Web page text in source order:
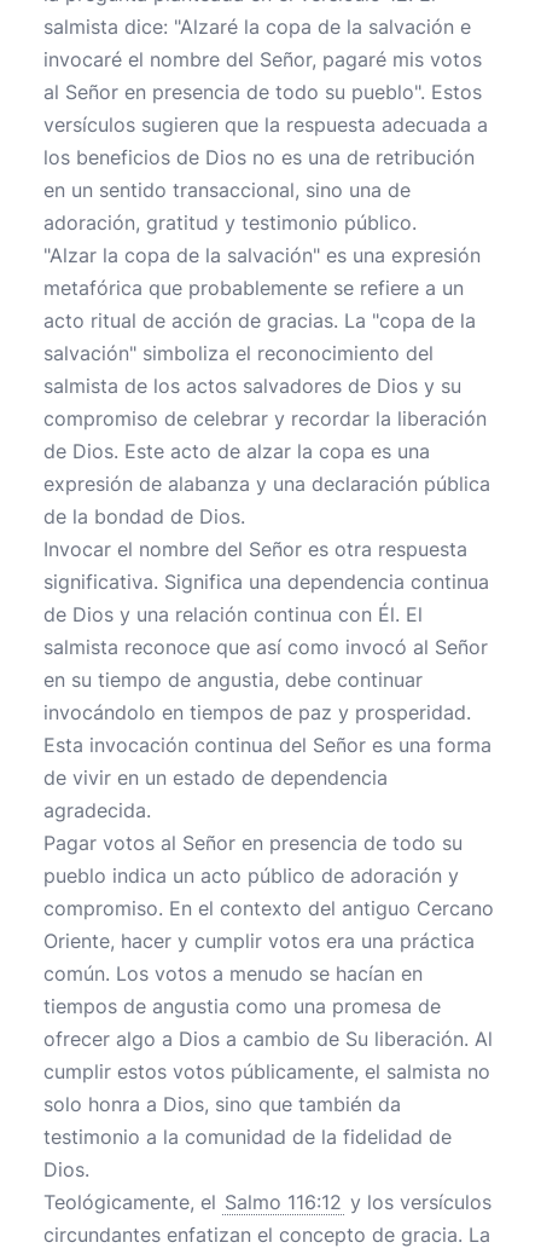
salmista dice: "Alzaré la copa de la salvación e
invocaré el nombre del Señor, pagaré mis votos
al Señor en presencia de todo su pueblo". Estos
versículos sugieren que la respuesta adecuada a
los beneficios de Dios no es una de retribución
en un sentido transaccional, sino una de
adoración, gratitud y testimonio público.
"Alzar la copa de la salvación" es una expresión
metafórica que probablemente se refiere a un
acto ritual de acción de gracias. La "copa de la
salvación" simboliza el reconocimiento del
salmista de los actos salvadores de Dios y su
compromiso de celebrar y recordar la liberación
de Dios. Este acto de alzar la copa es una
expresión de alabanza y una declaración pública
de la bondad de Dios.
Invocar el nombre del Señor es otra respuesta
significativa. Significa una dependencia continua
de Dios y una relación continua con Él. El
salmista reconoce que así como invocó al Señor
en su tiempo de angustia, debe continuar
invocándolo en tiempos de paz y prosperidad.
Esta invocación continua del Señor es una forma
de vivir en un estado de dependencia
agradecida.
Pagar votos al Señor en presencia de todo su
pueblo indica un acto público de adoración y
compromiso. En el contexto del antiguo Cercano
Oriente, hacer y cumplir votos era una práctica
común. Los votos a menudo se hacían en
tiempos de angustia como una promesa de
ofrecer algo a Dios a cambio de Su liberación. Al
cumplir estos votos públicamente, el salmista no
solo honra a Dios, sino que también da
testimonio a la comunidad de la fidelidad de
Dios.
Teológicamente, el Salmo 116:12 y los versículos
circundantes enfatizan el concepto de gracia. La